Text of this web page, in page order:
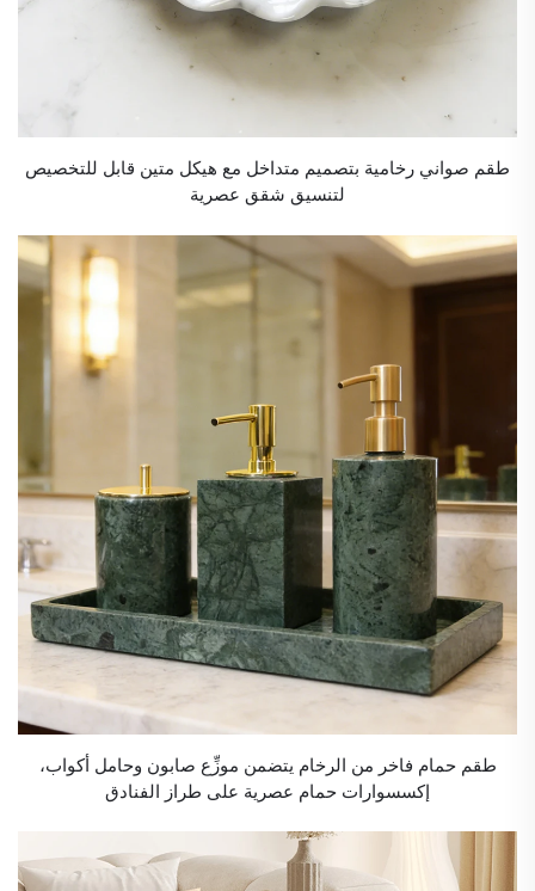
طقم صواني رخامية بتصميم متداخل مع هيكل متين قابل للتخصيص
لتنسيق شقق عصرية
طقم حمام فاخر من الرخام يتضمن موزِّع صابون وحامل أكواب،
إكسسوارات حمام عصرية على طراز الفنادق